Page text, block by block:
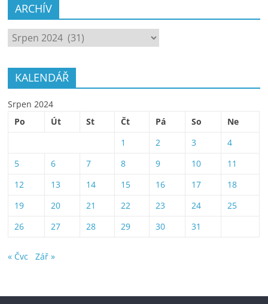
ARCHÍV
ARCHÍV
KALENDÁŘ
Srpen 2024
Po
Út St Čt Pá So
Ne
1
2 3
4
5
6 7 8 9 10
11
12
13 14 15 16 17
18
19
20 21 22 23 24
25
26
27 28 29 30 31
« Čvc Zář »